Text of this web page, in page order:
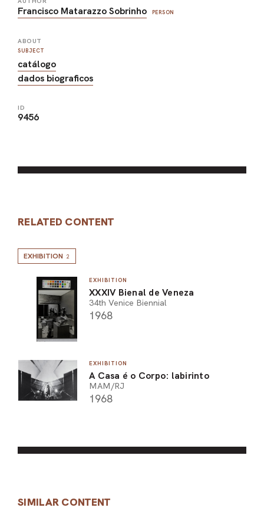
Francisco Matarazzo Sobrinho PERSON
ABOUT
SUBJECT
catálogo
dados biograficos
ID
9456
RELATED CONTENT
EXHIBITION 2
EXHIBITION
XXXIV Bienal de Veneza
34th Venice Biennial
1968
EXHIBITION
A Casa é o Corpo: labirinto
MAM/RJ
1968
SIMILAR CONTENT